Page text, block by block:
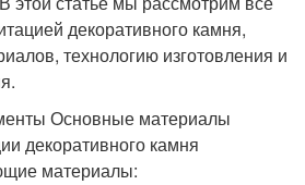
декоративного камня,
технологию изготовления и
Основные материалы
декоративного камня
материалы: